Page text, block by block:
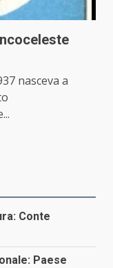
nasceva a
Conte
Paese